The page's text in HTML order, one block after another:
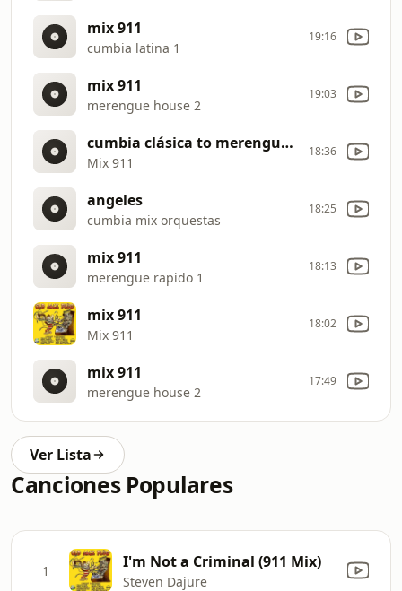
mix 911
cumbia latina 1
19:16
mix 911
merengue house 2
19:03
cumbia clásica to merengue clasico
Mix 911
18:36
angeles
cumbia mix orquestas
18:25
mix 911
merengue rapido 1
18:13
mix 911
Mix 911
18:02
mix 911
merengue house 2
17:49
Ver Lista
Canciones Populares
1 I'm Not a Criminal (911 Mix)
Steven Dajure